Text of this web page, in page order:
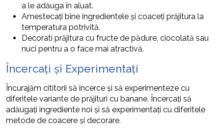
a le adăuga în aluat.
Amestecați bine ingredientele și coaceți prăjitura la
temperatura potrivită.
Decorati prăjitura cu fructe de pădure, ciocolată sau
nuci pentru a o face mai atractivă.
Încercați și Experimentați
Încurajăm cititorii să încerce și să experimenteze cu
diferitele variante de prăjituri cu banane. Încercați să
adăugați ingrediente noi și să experimentați cu diferitele
metode de coacere și decorare.